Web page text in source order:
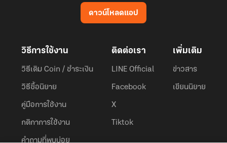
ดาวน์โหลดแอป
วิธีการใช้งาน
วิธีเติม Coin / ชำระเงิน
วิธีซื้อนิยาย
คู่มือการใช้งาน
กติกาการใช้งาน
คำถามที่พบบ่อย
ติดต่อเรา
LINE Official
Facebook
X
Tiktok
เพิ่มเติม
ข่าวสาร
เขียนนิยาย